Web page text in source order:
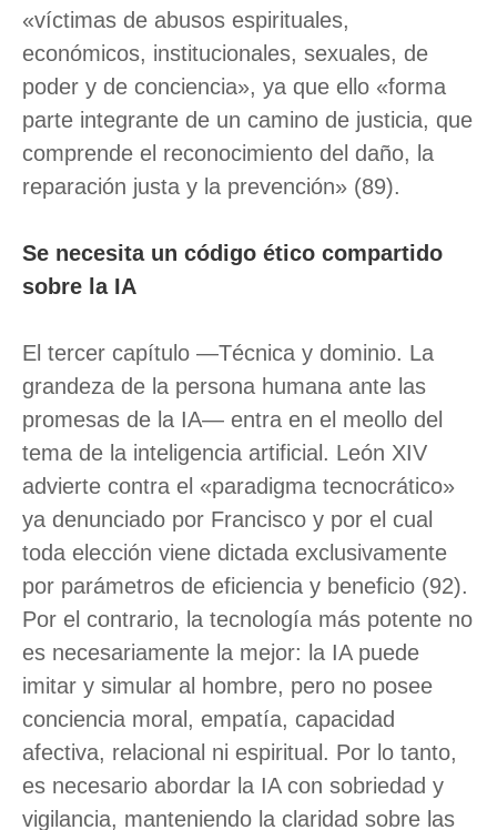
«víctimas de abusos espirituales,
económicos, institucionales, sexuales, de
poder y de conciencia», ya que ello «forma
parte integrante de un camino de justicia, que
comprende el reconocimiento del daño, la
reparación justa y la prevención» (89).
Se necesita un código ético compartido
sobre la IA
El tercer capítulo —Técnica y dominio. La
grandeza de la persona humana ante las
promesas de la IA— entra en el meollo del
tema de la inteligencia artificial. León XIV
advierte contra el «paradigma tecnocrático»
ya denunciado por Francisco y por el cual
toda elección viene dictada exclusivamente
por parámetros de eficiencia y beneficio (92).
Por el contrario, la tecnología más potente no
es necesariamente la mejor: la IA puede
imitar y simular al hombre, pero no posee
conciencia moral, empatía, capacidad
afectiva, relacional ni espiritual. Por lo tanto,
es necesario abordar la IA con sobriedad y
vigilancia, manteniendo la claridad sobre las